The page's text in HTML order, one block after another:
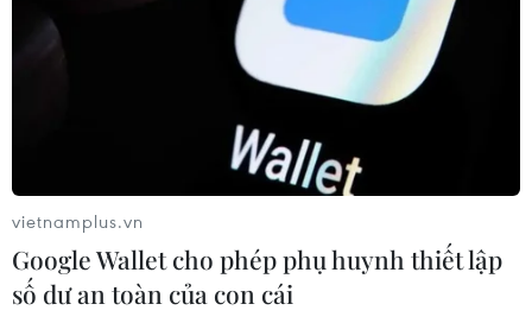
04/08/2026 07:04
Bộ Tư pháp Mỹ mở chiến dịch thu
hồi quốc tịch quy mô lớn
Trưng bày tư liệu “Chủ tịch Hồ Chí
Minh - Tổng tư lệnh Fidel Castro:
vietnamplus.vn
Google Wallet cho phép phụ huynh thiết lập
số dư an toàn của con cái